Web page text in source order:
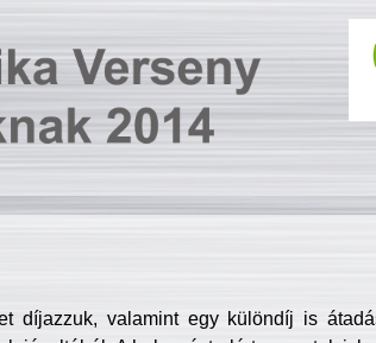
díjazzuk, valamint egy különdíj is